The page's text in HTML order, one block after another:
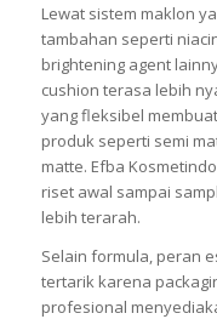
Lewat sistem maklon
tambahan seperti
brightening agent
cushion terasa lebih
yang fleksibel
produk seperti semi
matte. Efba
riset awal sampai
lebih terarah.
Selain formula, peran
tertarik karena
profesional